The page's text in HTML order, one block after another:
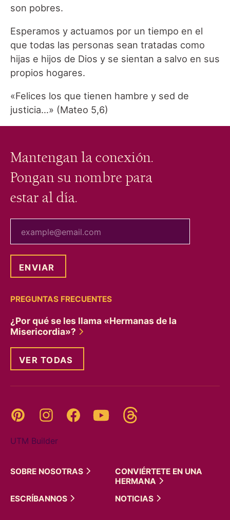
son pobres.
Esperamos y actuamos por un tiempo en el
que todas las personas sean tratadas como
hijas e hijos de Dios y se sientan a salvo en sus
propios hogares.
«Felices los que tienen hambre y sed de
justicia…» (Mateo 5,6)
Mantengan la conexión.
Pongan su nombre para
estar al día.
PREGUNTAS FRECUENTES
¿Por qué se les llama «Hermanas de la
Misericordia»?
VER TODAS
Pinterest InstagramFacebookYouTube
UTM Builder
SOBRE NOSOTRAS
CONVIÉRTETE EN UNA
HERMANA
ESCRÍBANNOS
NOTICIAS